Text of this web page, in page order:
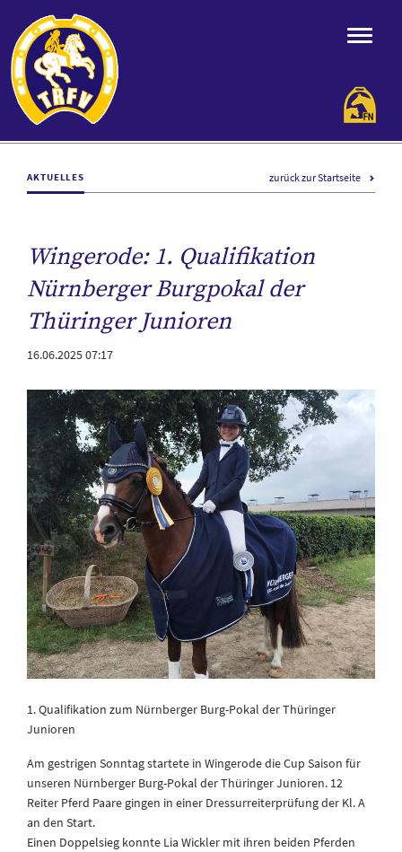
AKTUELLES zurück zur Startseite
Wingerode: 1. Qualifikation
Nürnberger Burgpokal der
Thüringer Junioren
16.06.2025 07:17
1. Qualifikation zum Nürnberger Burg-Pokal der Thüringer
Junioren
Am gestrigen Sonntag startete in Wingerode die Cup Saison für
unseren Nürnberger Burg-Pokal der Thüringer Junioren. 12
Reiter Pferd Paare gingen in einer Dressurreiterprüfung der Kl. A
an den Start.
Einen Doppelsieg konnte Lia Wickler mit ihren beiden Pferden